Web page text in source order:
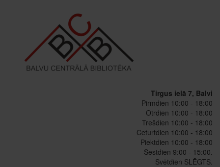
Tirgus ielā 7, Balvi
Pirmdien 10:00 - 18:00
Otrdien 10:00 - 18:00
Trešdien 10:00 - 18:00
Ceturtdien 10:00 - 18:00
Piektdien 10:00 - 18:00
Sestdien 9:00 - 15:00.
Svētdien SLĒGTS.